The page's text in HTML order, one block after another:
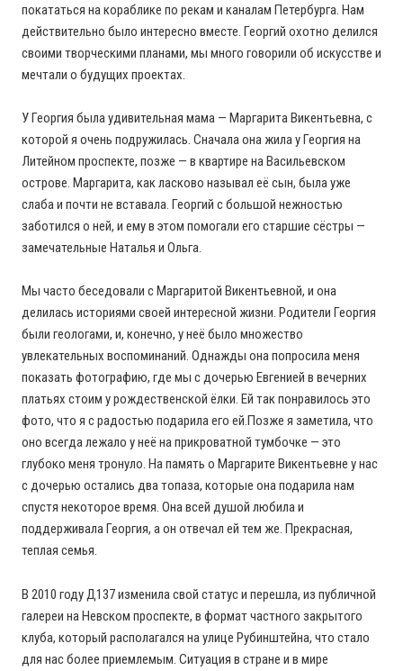
покататься на кораблике по рекам и каналам Петербурга. Нам
действительно было интересно вместе. Георгий охотно делился
своими творческими планами, мы много говорили об искусстве и
мечтали о будущих проектах.
У Георгия была удивительная мама — Маргарита Викентьевна, с
которой я очень подружилась. Сначала она жила у Георгия на
Литейном проспекте, позже — в квартире на Васильевском
острове. Маргарита, как ласково называл её сын, была уже
слаба и почти не вставала. Георгий с большой нежностью
заботился о ней, и ему в этом помогали его старшие сёстры —
замечательные Наталья и Ольга.
Мы часто беседовали с Маргаритой Викентьевной, и она
делилась историями своей интересной жизни. Родители Георгия
были геологами, и, конечно, у неё было множество
увлекательных воспоминаний. Однажды она попросила меня
показать фотографию, где мы с дочерью Евгенией в вечерних
платьях стоим у рождественской ёлки. Ей так понравилось это
фото, что я с радостью подарила его ей.Позже я заметила, что
оно всегда лежало у неё на прикроватной тумбочке — это
глубоко меня тронуло. На память о Маргарите Викентьевне у нас
с дочерью остались два топаза, которые она подарила нам
спустя некоторое время. Она всей душой любила и
поддерживала Георгия, а он отвечал ей тем же. Прекрасная,
теплая семья.
В 2010 году Д137 изменила свой статус и перешла, из публичной
галереи на Невском проспекте, в формат частного закрытого
клуба, который располагался на улице Рубинштейна, что стало
для нас более приемлемым. Ситуация в стране и в мире